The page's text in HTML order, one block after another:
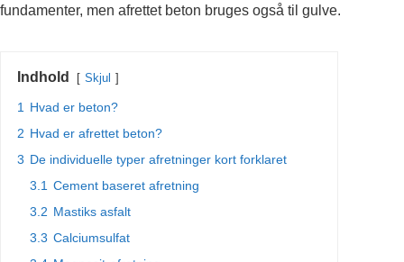
fundamenter, men afrettet beton bruges også til gulve.
Indhold Skjul
1 Hvad er beton?
2 Hvad er afrettet beton?
3 De individuelle typer afretninger kort forklaret
3.1 Cement baseret afretning
3.2 Mastiks asfalt
3.3 Calciumsulfat